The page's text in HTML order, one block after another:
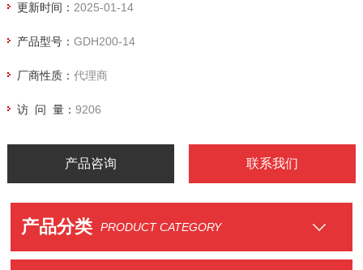
更新时间： 2025-01-14
产品型号： GDH200-14
厂商性质： 代理商
访 问 量： 9206
产品咨询 联系我们
产品分类 PRODUCT CATEGORY